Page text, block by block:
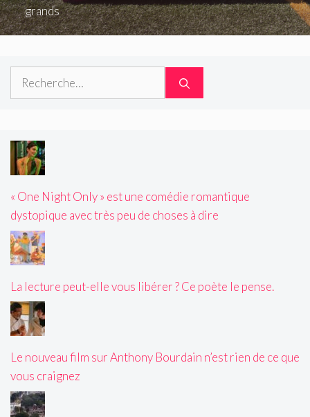
grands
Rechercher :
« One Night Only » est une comédie romantique
dystopique avec très peu de choses à dire
La lecture peut-elle vous libérer ? Ce poète le pense.
Le nouveau film sur Anthony Bourdain n’est rien de ce que
vous craignez